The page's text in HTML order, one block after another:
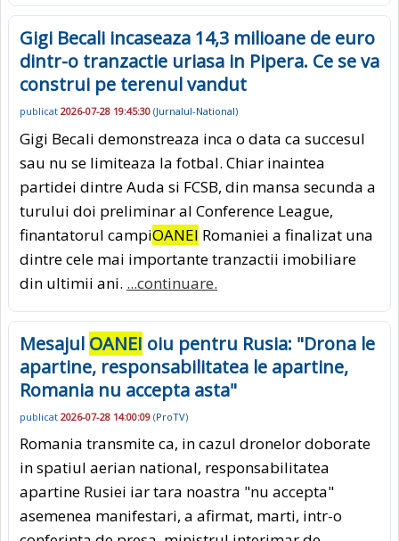
Gigi Becali incaseaza 14,3 milioane de euro
dintr-o tranzactie uriasa in Pipera. Ce se va
construi pe terenul vandut
publicat 2026-07-28 19:45:30 (Jurnalul-National)
Gigi Becali demonstreaza inca o data ca succesul
sau nu se limiteaza la fotbal. Chiar inaintea
partidei dintre Auda si FCSB, din mansa secunda a
turului doi preliminar al Conference League,
finantatorul campiOANEI Romaniei a finalizat una
dintre cele mai importante tranzactii imobiliare
din ultimii ani. ...continuare.
Mesajul OANEI oiu pentru Rusia: "Drona le
apartine, responsabilitatea le apartine,
Romania nu accepta asta"
publicat 2026-07-28 14:00:09 (ProTV)
Romania transmite ca, in cazul dronelor doborate
in spatiul aerian national, responsabilitatea
apartine Rusiei iar tara noastra "nu accepta"
asemenea manifestari, a afirmat, marti, intr-o